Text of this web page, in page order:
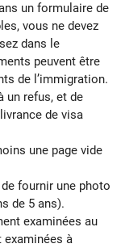
un formulaire de
vous ne devez
dans le
peuvent être
de l’immigration.
un refus, et de
de visa
une page vide
fournir une photo
de 5 ans).
examinées au
examinées à